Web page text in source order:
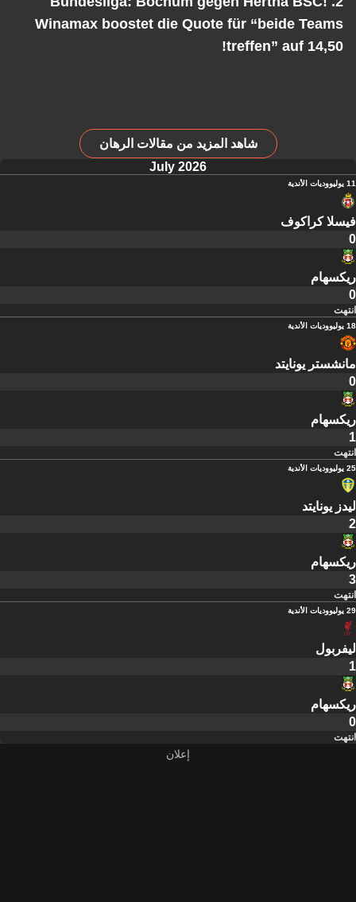
Winamax boostet die Quote für “beide Teams
treffen” auf 14,50!
شاهد المزيد من مقالات الرهان
July 2026
11 يوليو وديات الأندية
فيسلا كراكوف
0
ريكسهام
0
انتهت
18 يوليو وديات الأندية
مانشستر يونايتد
0
ريكسهام
1
انتهت
25 يوليو وديات الأندية
ليدز يونايتد
2
ريكسهام
3
انتهت
29 يوليو وديات الأندية
ليفربول
1
ريكسهام
0
انتهت